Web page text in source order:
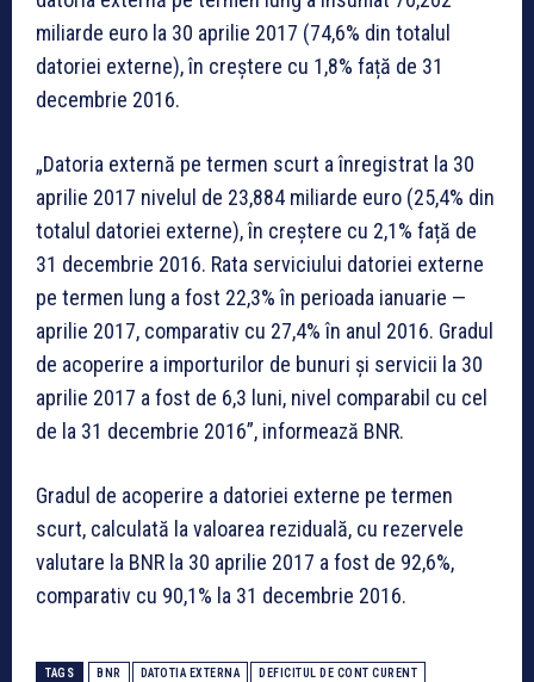
miliarde euro la 30 aprilie 2017 (74,6% din totalul
datoriei externe), în creștere cu 1,8% față de 31
decembrie 2016.
„Datoria externă pe termen scurt a înregistrat la 30
aprilie 2017 nivelul de 23,884 miliarde euro (25,4% din
totalul datoriei externe), în creștere cu 2,1% față de
31 decembrie 2016. Rata serviciului datoriei externe
pe termen lung a fost 22,3% în perioada ianuarie —
aprilie 2017, comparativ cu 27,4% în anul 2016. Gradul
de acoperire a importurilor de bunuri și servicii la 30
aprilie 2017 a fost de 6,3 luni, nivel comparabil cu cel
de la 31 decembrie 2016”, informează BNR.
Gradul de acoperire a datoriei externe pe termen
scurt, calculată la valoarea reziduală, cu rezervele
valutare la BNR la 30 aprilie 2017 a fost de 92,6%,
comparativ cu 90,1% la 31 decembrie 2016.
TAGS BNR DATOTIA EXTERNA DEFICITUL DE CONT CURENT